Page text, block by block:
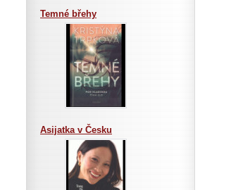
Temné břehy
Asijatka v Česku